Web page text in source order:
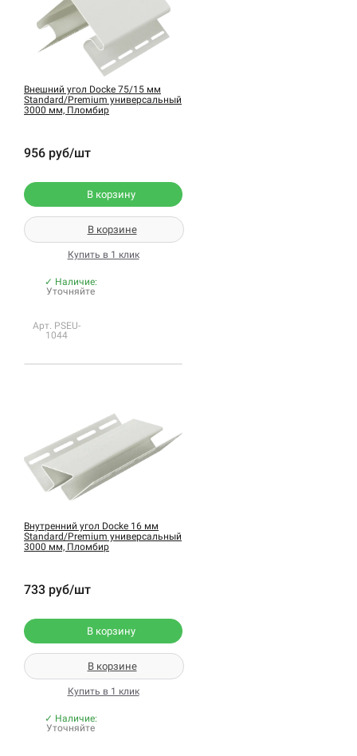
Внешний угол Docke 75/15 мм
Standard/Premium универсальный
3000 мм, Пломбир
956 руб/шт
В корзину
В корзине
Купить в 1 клик
✓ Наличие:
Уточняйте
Арт. PSEU-
1044
Внутренний угол Docke 16 мм
Standard/Premium универсальный
3000 мм, Пломбир
733 руб/шт
В корзину
В корзине
Купить в 1 клик
✓ Наличие:
Уточняйте